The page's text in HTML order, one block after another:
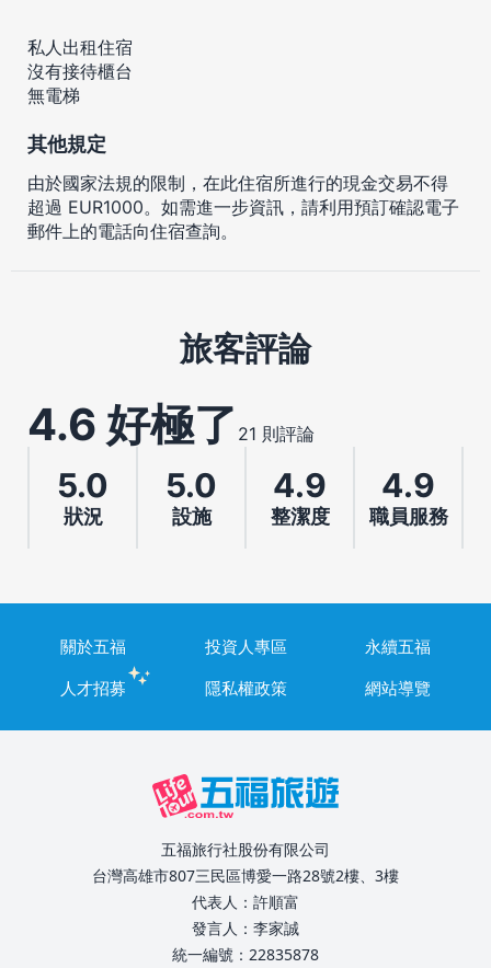
私人出租住宿
沒有接待櫃台
無電梯
其他規定
由於國家法規的限制，在此住宿所進行的現金交易不得
超過 EUR1000。如需進一步資訊，請利用預訂確認電子
郵件上的電話向住宿查詢。
旅客評論
4.6 好極了 21 則評論
5.0
狀況
5.0
設施
4.9
整潔度
4.9
職員服務
關於五福 投資人專區
永續五福
人才招募
隱私權政策 網站導覽
五福旅行社股份有限公司
台灣高雄市807三民區博愛一路28號2樓、3樓
代表人：許順富
發言人：李家誠
統一編號：22835878